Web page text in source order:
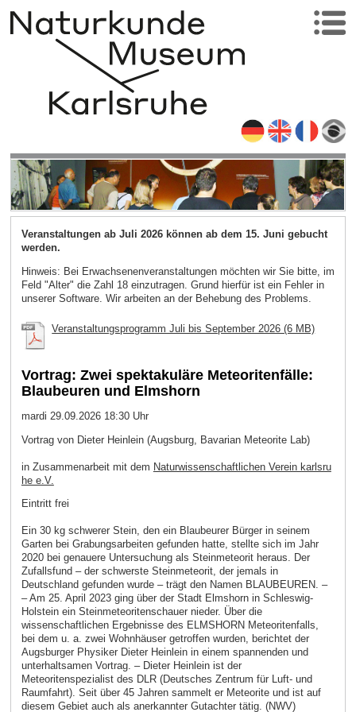
Veranstaltungen ab Juli 2026 können ab dem 15. Juni gebucht
werden.
Hinweis: Bei Erwachsenenveranstaltungen möchten wir Sie bitte, im
Feld "Alter" die Zahl 18 einzutragen. Grund hierfür ist ein Fehler in
unserer Software. Wir arbeiten an der Behebung des Problems.
Veranstaltungsprogramm Juli bis September 2026 (6 MB)
Vortrag: Zwei spektakuläre Meteoritenfälle:
Blaubeuren und Elmshorn
mardi 29.09.2026 18:30 Uhr
Vortrag von Dieter Heinlein (Augsburg, Bavarian Meteorite Lab)
in Zusammenarbeit mit dem Naturwissenschaftlichen Verein karlsru
he e.V.
Eintritt frei
Ein 30 kg schwerer Stein, den ein Blaubeurer Bürger in seinem
Garten bei Grabungsarbeiten gefunden hatte, stellte sich im Jahr
2020 bei genauere Untersuchung als Steinmeteorit heraus. Der
Zufallsfund – der schwerste Steinmeteorit, der jemals in
Deutschland gefunden wurde – trägt den Namen BLAUBEUREN. –
– Am 25. April 2023 ging über der Stadt Elmshorn in Schleswig-
Holstein ein Steinmeteoritenschauer nieder. Über die
wissenschaftlichen Ergebnisse des ELMSHORN Meteoritenfalls,
bei dem u. a. zwei Wohnhäuser getroffen wurden, berichtet der
Augsburger Physiker Dieter Heinlein in einem spannenden und
unterhaltsamen Vortrag. – Dieter Heinlein ist der
Meteoritenspezialist des DLR (Deutsches Zentrum für Luft- und
Raumfahrt). Seit über 45 Jahren sammelt er Meteorite und ist auf
diesem Gebiet auch als anerkannter Gutachter tätig. (NWV)